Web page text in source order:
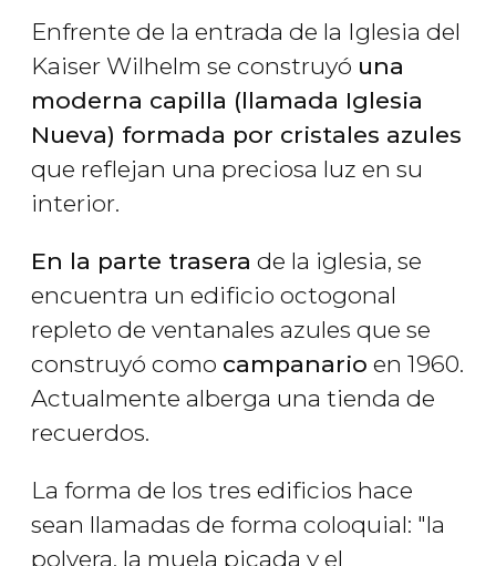
Enfrente de la entrada de la Iglesia del
Kaiser Wilhelm se construyó una
moderna capilla (llamada Iglesia
Nueva) formada por cristales azules
que reflejan una preciosa luz en su
interior.
En la parte trasera de la iglesia, se
encuentra un edificio octogonal
repleto de ventanales azules que se
construyó como campanario en 1960.
Actualmente alberga una tienda de
recuerdos.
La forma de los tres edificios hace
sean llamadas de forma coloquial: "la
polvera, la muela picada y el